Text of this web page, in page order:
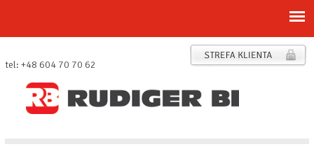
tel: +48 604 70 70 62